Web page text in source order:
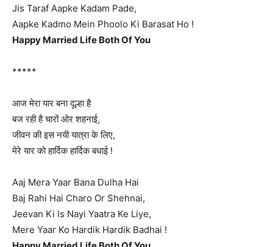
Jis Taraf Aapke Kadam Pade,
Aapke Kadmo Mein Phoolo Ki Barasat Ho !
Happy Married Life Both Of You
*****
आज मेरा यार बना दूल्हा है
बज रही है चारों ओर शहनाई,
जीवन की इस नयी यात्रा के लिए,
मेरे यार को हार्दिक हार्दिक बधाई !
Aaj Mera Yaar Bana Dulha Hai
Baj Rahi Hai Charo Or Shehnai,
Jeevan Ki Is Nayi Yaatra Ke Liye,
Mere Yaar Ko Hardik Hardik Badhai !